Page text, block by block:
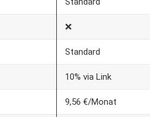
❌
Standard
10% via Link
9,56 €/Monat